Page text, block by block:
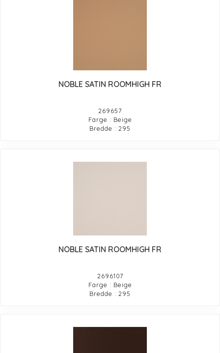
NOBLE SATIN ROOMHIGH FR
269657
Farge : Beige
Bredde : 295
NOBLE SATIN ROOMHIGH FR
2696107
Farge : Beige
Bredde : 295